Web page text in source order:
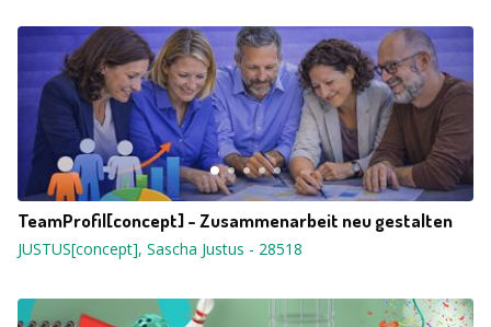
TeamProfil[concept] - Zusammenarbeit neu gestalten
JUSTUS[concept], Sascha Justus - 28518